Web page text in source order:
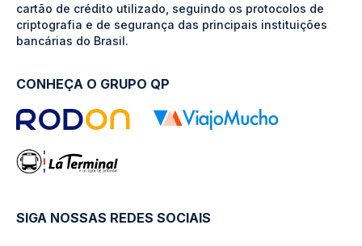
cartão de crédito utilizado, seguindo os protocolos de
criptografia e de segurança das principais instituições
bancárias do Brasil.
CONHEÇA O GRUPO QP
SIGA NOSSAS REDES SOCIAIS